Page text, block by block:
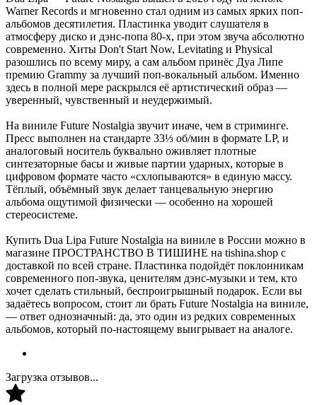
Warner Records и мгновенно стал одним из самых ярких поп-
альбомов десятилетия. Пластинка уводит слушателя в
атмосферу диско и дэнс-попа 80-х, при этом звуча абсолютно
современно. Хиты Don't Start Now, Levitating и Physical
разошлись по всему миру, а сам альбом принёс Дуа Липе
премию Grammy за лучший поп-вокальный альбом. Именно
здесь в полной мере раскрылся её артистический образ —
уверенный, чувственный и неудержимый.
На виниле Future Nostalgia звучит иначе, чем в стриминге.
Пресс выполнен на стандарте 33⅓ об/мин в формате LP, и
аналоговый носитель буквально оживляет плотные
синтезаторные басы и живые партии ударных, которые в
цифровом формате часто «схлопываются» в единую массу.
Тёплый, объёмный звук делает танцевальную энергию
альбома ощутимой физически — особенно на хорошей
стереосистеме.
Купить Dua Lipa Future Nostalgia на виниле в России можно в
магазине ПРОСТРАНСТВО В ТИШИНЕ на tishina.shop с
доставкой по всей стране. Пластинка подойдёт поклонникам
современного поп-звука, ценителям дэнс-музыки и тем, кто
хочет сделать стильный, беспроигрышный подарок. Если вы
задаётесь вопросом, стоит ли брать Future Nostalgia на виниле,
— ответ однозначный: да, это один из редких современных
альбомов, который по-настоящему выигрывает на аналоге.
Загрузка отзывов...